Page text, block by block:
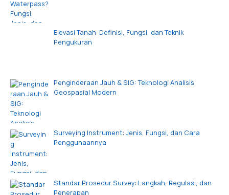
Elevasi Tanah: Definisi, Fungsi, dan Teknik
Pengukuran
Penginderaan Jauh & SIG: Teknologi Analisis
Geospasial Modern
Surveying Instrument: Jenis, Fungsi, dan Cara
Penggunaannya
Standar Prosedur Survey: Langkah, Regulasi, dan
Penerapan